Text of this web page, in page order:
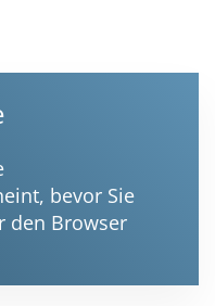
bevor Sie
den Browser